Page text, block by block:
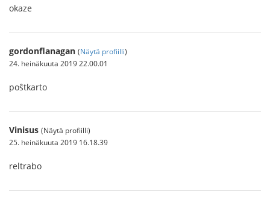
okaze
gordonflanagan (Näytä profiilli)
24. heinäkuuta 2019 22.00.01
poŝtkarto
Vinisus (Näytä profiilli)
25. heinäkuuta 2019 16.18.39
reltrabo